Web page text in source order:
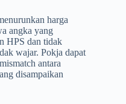
harga
angka yang
HPS dan tidak
wajar. Pokja dapat
antara
disampaikan